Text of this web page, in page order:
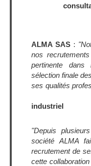
ALMA SAS :
nos
pertinente dans
sélection finale
ses qualités
industriel
"Depuis
société ALMA
recrutement de
cette